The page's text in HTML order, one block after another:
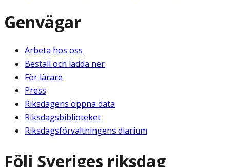
Genvägar
Arbeta hos oss
Beställ och ladda ner
För lärare
Press
Riksdagens öppna data
Riksdagsbiblioteket
Riksdagsförvaltningens diarium
Följ Sveriges riksdag